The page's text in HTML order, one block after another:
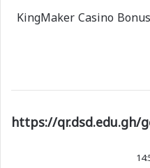
KingMaker Casino
https://qr.dsd.edu.gh/